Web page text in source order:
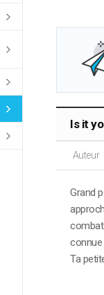
Is it
Auteur
Grand
Ta